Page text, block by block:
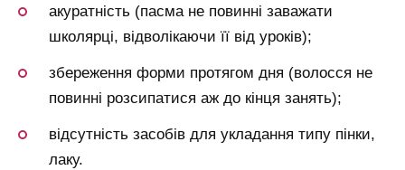
акуратність (пасма не повинні заважати
школярці, відволікаючи її від уроків);
збереження форми протягом дня (волосся не
повинні розсипатися аж до кінця занять);
відсутність засобів для укладання типу пінки,
лаку.